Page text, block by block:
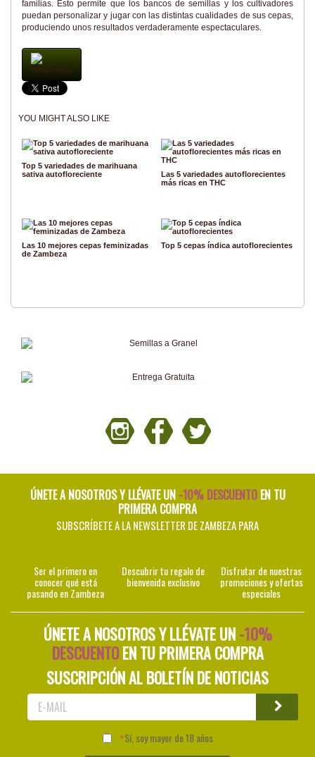
familias. Esto permite que los bancos de semillas y los cultivadores
puedan personalizar y jugar con las distintas cualidades de sus cepas,
produciendo unos resultados verdaderamente espectaculares.
WhatsApp
YOU MIGHT ALSO LIKE
Top 5 variedades de marihuana
sativa autofloreciente
Las 5 variedades autoflorecientes
más ricas en THC
Las 10 mejores cepas feminizadas
de Zambeza
Top 5 cepas índica autoflorecientes
ÚNETE A NOSOTROS Y LLÉVATE UN -10% DESCUENTOEN TU
PRIMERA COMPRA
SUBSCRÍBETE A LA NEWSLETTER DE ZAMBEZA PARA
Ser el primero en
conocer qué está
pasando en Zambeza
Descubrir tu regalo de
bienvenida exclusivo
Disfrutar de nuestras
promociones y ofertas
especiales
ÚNETE A NOSOTROS Y LLÉVATE UN-10%
DESCUENTOEN TU PRIMERA COMPRA
SUSCRIPCIÓN AL BOLETÍN DE NOTICIAS
Sí, soy mayor de 18 años